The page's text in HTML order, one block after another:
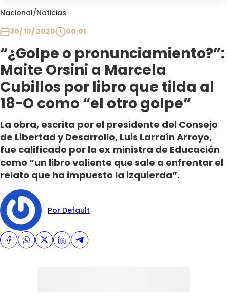
Nacional/Noticias
30/ 10/ 2020
00:01
“¿Golpe o pronunciamiento?”:
Maite Orsini a Marcela
Cubillos por libro que tilda al
18-O como “el otro golpe”
La obra, escrita por el presidente del Consejo
de Libertad y Desarrollo, Luis Larraín Arroyo,
fue calificado por la ex ministra de Educación
como “un libro valiente que sale a enfrentar el
relato que ha impuesto la izquierda”.
Por Default
Club De La Comedia
Plan Perfecto
El Tiempo
Sabingo
Todos Los Programas